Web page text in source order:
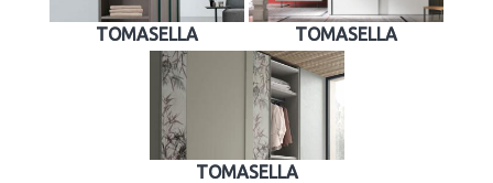
TOMASELLA TOMASELLA
TOMASELLA